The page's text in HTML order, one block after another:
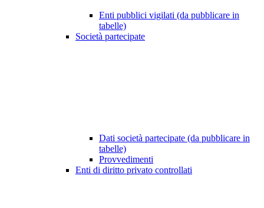
Enti pubblici vigilati (da pubblicare in
tabelle)
Società partecipate
Dati società partecipate (da pubblicare in
tabelle)
Provvedimenti
Enti di diritto privato controllati